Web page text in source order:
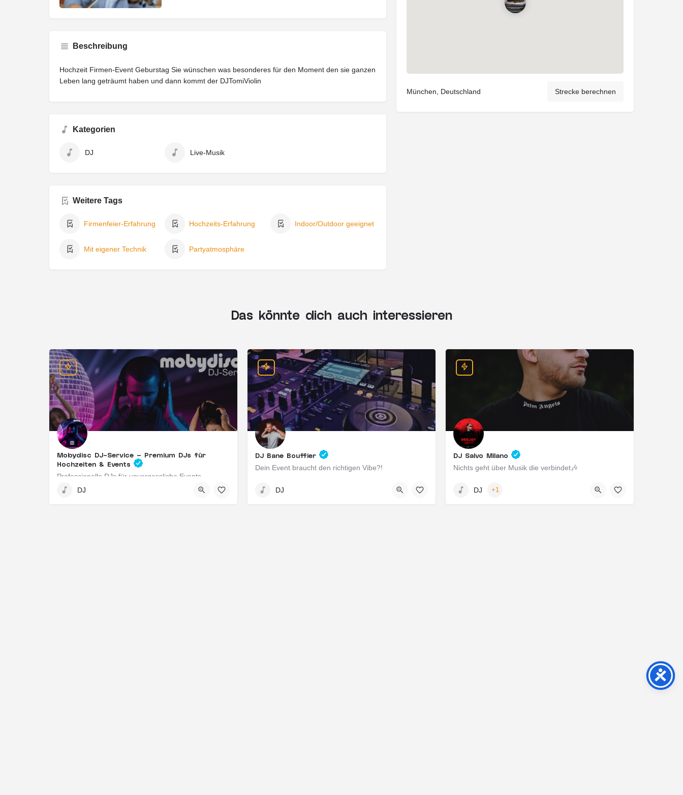
Beschreibung
Hochzeit Firmen-Event Geburstag Sie wünschen was besonderes für den Moment den sie ganzen
Leben lang geträumt haben und dann kommt der DJTomiViolin
Kategorien
DJ Live-Musik
Weitere Tags
Firmenfeier-Erfahrung Hochzeits-Erfahrung Indoor/Outdoor geeignet
Mit eigener Technik Partyatmosphäre
München, Deutschland Strecke berechnen
Das könnte dich auch interessieren
Mobydisc DJ-Service – Premium DJs für
Hochzeiten & Events
Professionelle DJs für unvergessliche Events
Idstein, Deutschland
DJ
DJ Bane Bouffier
Dein Event braucht den richtigen Vibe?!
DJ
DJ Salvo Milano
Nichts geht über Musik die verbindet🎶
DJ +1